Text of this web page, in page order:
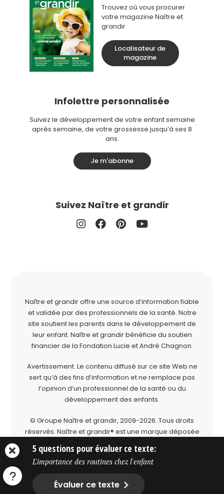
5 questions pour évaluer ce texte:
L'importance des routines chez l'enfant
Évaluer ce texte
Trouvez où vous procurer
votre magazine Naître et
grandir
Localisateur de
magazine
Infolettre personnalisée
Suivez le développement de votre enfant semaine
après semaine, de votre grossesse jusqu’à ses 8
ans.
Je m'abonne
Suivez Naître et grandir
Naître et grandir offre une source d’information fiable
et validée par des professionnels de la santé. Notre
site soutient les parents dans le développement de
leur enfant. Naître et grandir bénéficie du soutien
financier de la Fondation Lucie et André Chagnon.
Avertissement. Le contenu diffusé sur ce site Web ne
sert qu’à des fins d’information et ne remplace pas
l’opinion d’un professionnel de la santé ou du
développement des enfants.
© Groupe Naître et grandir, 2009-2026. Tous droits
réservés. Naître et grandir® est une marque déposée